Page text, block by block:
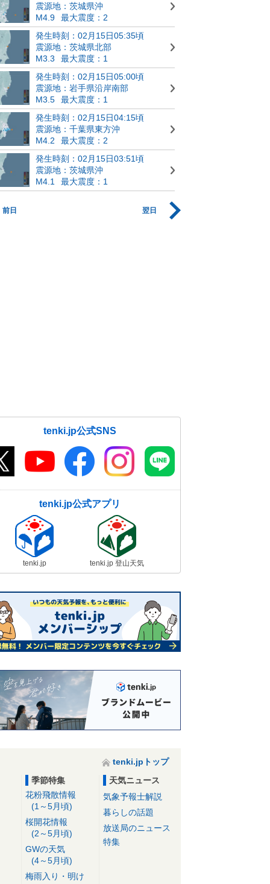
震源地：茨城県沖
M4.9
最大震度：2
発生時刻：02月15日05:35頃
震源地：茨城県北部
M3.3
最大震度：1
発生時刻：02月15日05:00頃
震源地：岩手県沿岸南部
M3.5
最大震度：1
発生時刻：02月15日04:15頃
震源地：千葉県東方沖
M4.2
最大震度：2
発生時刻：02月15日03:51頃
震源地：茨城県沖
M4.1
最大震度：1
前日 翌日
tenki.jp公式SNS
tenki.jp公式アプリ
tenki.jp tenki.jp 登山天気
tenki.jpトップ
季節特集
花粉飛散情報
(1～5月頃)
桜開花情報
(2～5月頃)
GWの天気
(4～5月頃)
梅雨入り・明け
天気ニュース
気象予報士解説
暮らしの話題
放送局のニュース
特集